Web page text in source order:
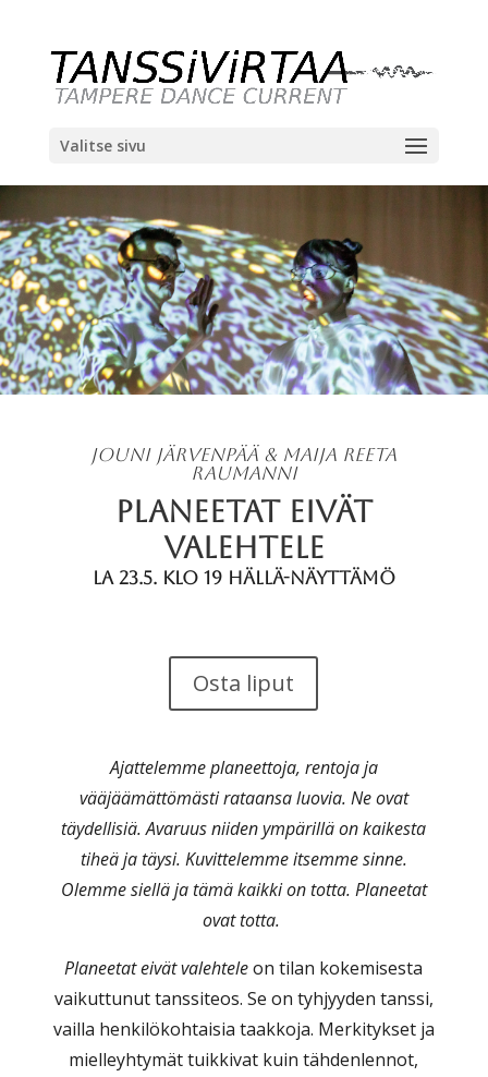
Valitse sivu
Jouni Järvenpää & Maija Reeta
Raumanni
PLANEETAT EIVÄT
VALEHTELE
La 23.5. klo 19 Hällä-näyttämö
Osta liput
Ajattelemme planeettoja, rentoja ja
vääjäämättömästi rataansa luovia. Ne ovat
täydellisiä. Avaruus niiden ympärillä on kaikesta
tiheä ja täysi. Kuvittelemme itsemme sinne.
Olemme siellä ja tämä kaikki on totta. Planeetat
ovat totta.
Planeetat eivät valehteleon tilan kokemisesta
vaikuttunut tanssiteos. Se on tyhjyyden tanssi,
vailla henkilökohtaisia taakkoja. Merkitykset ja
mielleyhtymät tuikkivat kuin tähdenlennot,